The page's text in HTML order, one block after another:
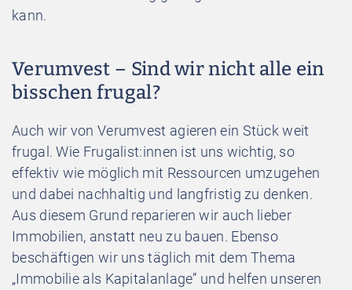
kann.
Verumvest – Sind wir nicht alle ein
bisschen frugal?
Auch wir von Verumvest agieren ein Stück weit
frugal. Wie Frugalist:innen ist uns wichtig, so
effektiv wie möglich mit Ressourcen umzugehen
und dabei nachhaltig und langfristig zu denken.
Aus diesem Grund reparieren wir auch lieber
Immobilien, anstatt neu zu bauen. Ebenso
beschäftigen wir uns täglich mit dem Thema
„Immobilie als Kapitalanlage” und helfen unseren